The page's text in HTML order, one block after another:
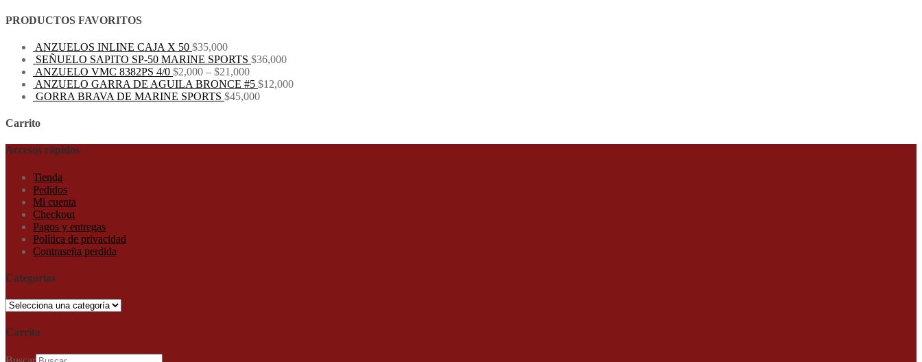
PRODUCTOS FAVORITOS
ANZUELOS INLINE CAJA X 50 $35,000
SEÑUELO SAPITO SP-50 MARINE SPORTS $36,000
ANZUELO VMC 8382PS 4/0 $2,000 – $21,000
ANZUELO GARRA DE AGUILA BRONCE #5 $12,000
GORRA BRAVA DE MARINE SPORTS $45,000
Carrito
Accesos rápidos
Tienda
Pedidos
Mi cuenta
Checkout
Pagos y entregas
Política de privacidad
Contraseña perdida
Categorías
Carrito